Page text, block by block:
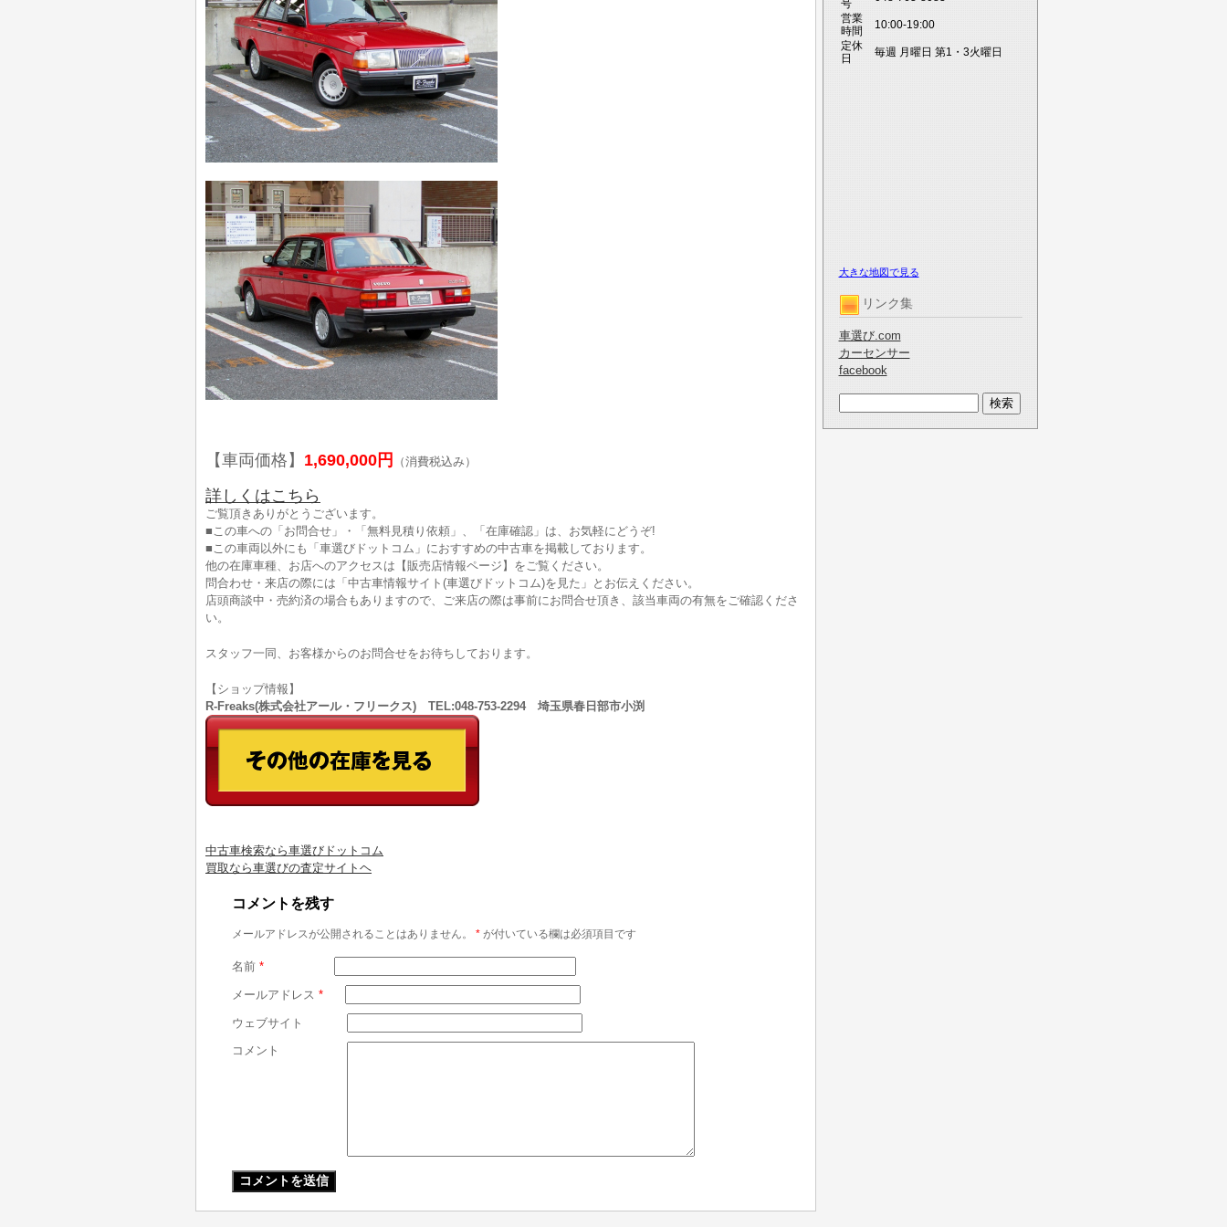
号
営業
時間
10:00-19:00
定休
日
毎週 月曜日 第1・3火曜日
大きな地図で見る
リンク集
車選び.com
カーセンサー
facebook
【車両価格】 1,690,000円 （消費税込み）
詳しくはこちら
ご覧頂きありがとうございます。
■この車への「お問合せ」・「無料見積り依頼」、「在庫確認」は、お気軽にどうぞ!
■この車両以外にも「車選びドットコム」におすすめの中古車を掲載しております。
他の在庫車種、お店へのアクセスは【販売店情報ページ】をご覧ください。
問合わせ・来店の際には「中古車情報サイト(車選びドットコム)を見た」とお伝えください。
店頭商談中・売約済の場合もありますので、ご来店の際は事前にお問合せ頂き、該当車両の有無をご確認くださ
い。
スタッフ一同、お客様からのお問合せをお待ちしております。
【ショップ情報】
R-Freaks(株式会社アール・フリークス) TEL:048-753-2294 埼玉県春日部市小渕
中古車検索なら車選びドットコム
買取なら車選びの査定サイトヘ
コメントを残す
メールアドレスが公開されることはありません。 * が付いている欄は必須項目です
名前 *
メールアドレス *
ウェブサイト
コメント